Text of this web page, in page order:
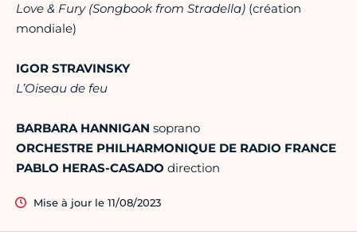
Love & Fury (Songbook from Stradella) (création
mondiale)
IGOR STRAVINSKY
L’Oiseau de feu
BARBARA HANNIGAN soprano
ORCHESTRE PHILHARMONIQUE DE RADIO FRANCE
PABLO HERAS-CASADO direction
Mise à jour le 11/08/2023